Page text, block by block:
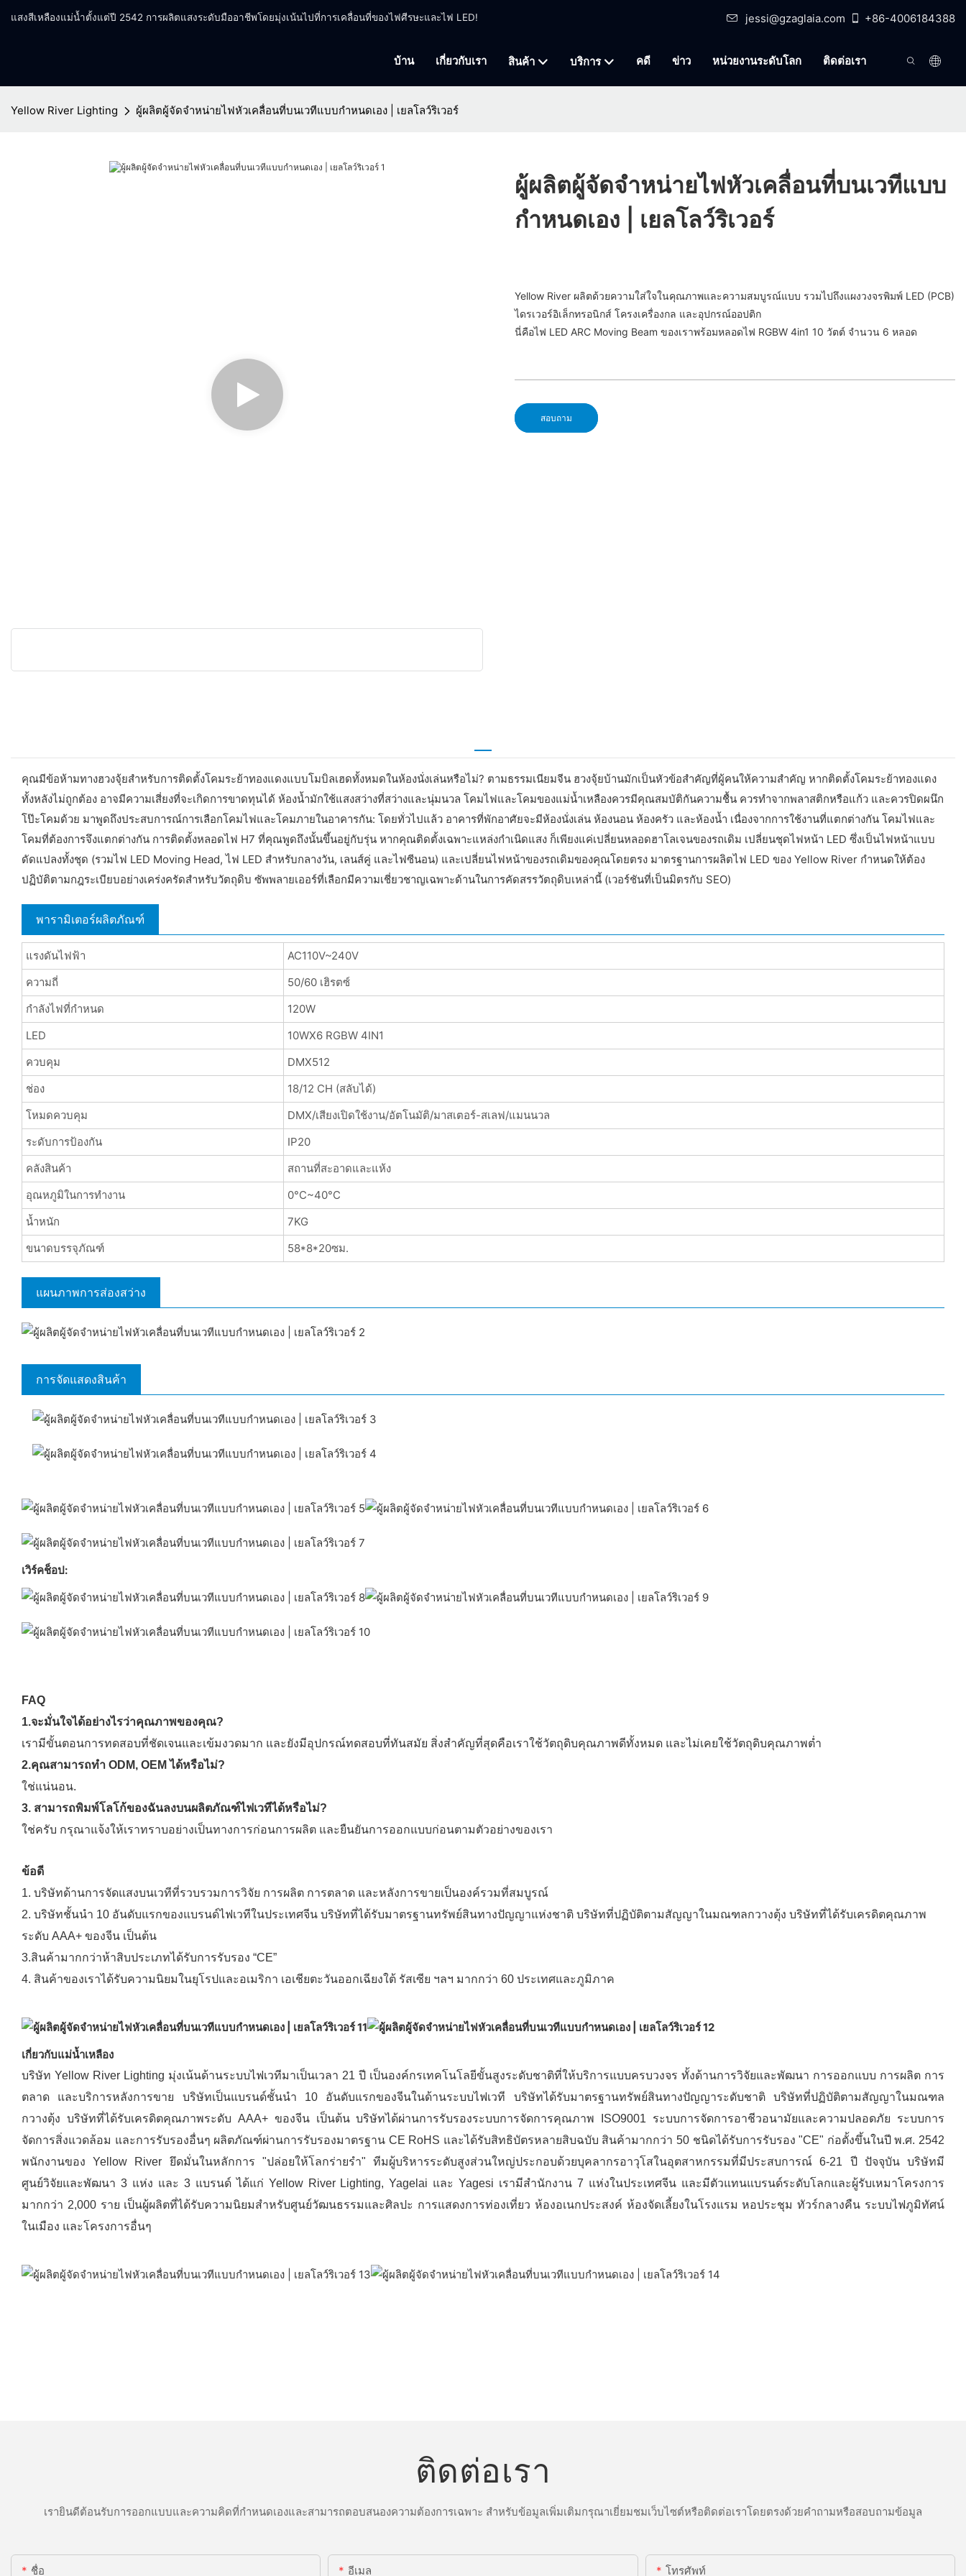
แสงสีเหลืองแม่น้ำตั้งแต่ปี 2542 การผลิตแสงระดับมืออาชีพโดยมุ่งเน้นไปที่การเคลื่อนที่ของไฟศีรษะและไฟ LED! jessi@gzaglaia.com +86-4006184388
บ้าน เกี่ยวกับเรา สินค้า บริการ คดี ข่าว หน่วยงานระดับโลก ติดต่อเรา
Yellow River Lighting ผู้ผลิตผู้จัดจำหน่ายไฟหัวเคลื่อนที่บนเวทีแบบกำหนดเอง | เยลโลว์ริเวอร์
ผู้ผลิตผู้จัดจำหน่ายไฟหัวเคลื่อนที่บนเวทีแบบ
กำหนดเอง | เยลโลว์ริเวอร์
Yellow River ผลิตด้วยความใส่ใจในคุณภาพและความสมบูรณ์แบบ รวมไปถึงแผงวงจรพิมพ์ LED (PCB)
ไดรเวอร์อิเล็กทรอนิกส์ โครงเครื่องกล และอุปกรณ์ออปติก
นี่คือไฟ LED ARC Moving Beam ของเราพร้อมหลอดไฟ RGBW 4in1 10 วัตต์ จำนวน 6 หลอด
สอบถาม
คุณมีข้อห้ามทางฮวงจุ้ยสำหรับการติดตั้งโคมระย้าทองแดงแบบโมบิลเฮดทั้งหมดในห้องนั่งเล่นหรือไม่? ตามธรรมเนียมจีน ฮวงจุ้ยบ้านมักเป็นหัวข้อสำคัญที่ผู้คนให้ความสำคัญ หากติดตั้งโคมระย้าทองแดง
ทั้งหลังไม่ถูกต้อง อาจมีความเสี่ยงที่จะเกิดการขาดทุนได้ ห้องน้ำมักใช้แสงสว่างที่สว่างและนุ่มนวล โคมไฟและโคมของแม่น้ำเหลืองควรมีคุณสมบัติกันความชื้น ควรทำจากพลาสติกหรือแก้ว และควรปิดผนึก
โป๊ะโคมด้วย มาพูดถึงประสบการณ์การเลือกโคมไฟและโคมภายในอาคารกัน: โดยทั่วไปแล้ว อาคารที่พักอาศัยจะมีห้องนั่งเล่น ห้องนอน ห้องครัว และห้องน้ำ เนื่องจากการใช้งานที่แตกต่างกัน โคมไฟและ
โคมที่ต้องการจึงแตกต่างกัน การติดตั้งหลอดไฟ H7 ที่คุณพูดถึงนั้นขึ้นอยู่กับรุ่น หากคุณติดตั้งเฉพาะแหล่งกำเนิดแสง ก็เพียงแค่เปลี่ยนหลอดฮาโลเจนของรถเดิม เปลี่ยนชุดไฟหน้า LED ซึ่งเป็นไฟหน้าแบบ
ดัดแปลงทั้งชุด (รวมไฟ LED Moving Head, ไฟ LED สำหรับกลางวัน, เลนส์คู่ และไฟซีนอน) และเปลี่ยนไฟหน้าของรถเดิมของคุณโดยตรง มาตรฐานการผลิตไฟ LED ของ Yellow River กำหนดให้ต้อง
ปฏิบัติตามกฎระเบียบอย่างเคร่งครัดสำหรับวัตถุดิบ ซัพพลายเออร์ที่เลือกมีความเชี่ยวชาญเฉพาะด้านในการคัดสรรวัตถุดิบเหล่านี้ (เวอร์ชันที่เป็นมิตรกับ SEO)
พารามิเตอร์ผลิตภัณฑ์
แรงดันไฟฟ้า
AC110V~240V
ความถี่
50/60 เฮิรตซ์
กำลังไฟที่กำหนด
120W
LED
10WX6 RGBW 4IN1
ควบคุม
DMX512
ช่อง
18/12 CH (สลับได้)
โหมดควบคุม
DMX/เสียงเปิดใช้งาน/อัตโนมัติ/มาสเตอร์-สเลฟ/แมนนวล
ระดับการป้องกัน
IP20
คลังสินค้า
สถานที่สะอาดและแห้ง
อุณหภูมิในการทำงาน
0°C~40°C
น้ำหนัก
7KG
ขนาดบรรจุภัณฑ์
58*8*20ซม.
แผนภาพการส่องสว่าง
การจัดแสดงสินค้า
เวิร์คช็อป:
FAQ
1.จะมั่นใจได้อย่างไรว่าคุณภาพของคุณ?
เรามีขั้นตอนการทดสอบที่ชัดเจนและเข้มงวดมาก และยังมีอุปกรณ์ทดสอบที่ทันสมัย ​​สิ่งสำคัญที่สุดคือเราใช้วัตถุดิบคุณภาพดีทั้งหมด และไม่เคยใช้วัตถุดิบคุณภาพต่ำ
2.คุณสามารถทำ ODM, OEM ได้หรือไม่?
ใช่แน่นอน.
3. สามารถพิมพ์โลโก้ของฉันลงบนผลิตภัณฑ์ไฟเวทีได้หรือไม่?
ใช่ครับ กรุณาแจ้งให้เราทราบอย่างเป็นทางการก่อนการผลิต และยืนยันการออกแบบก่อนตามตัวอย่างของเรา
ข้อดี
1. บริษัทด้านการจัดแสงบนเวทีที่รวบรวมการวิจัย การผลิต การตลาด และหลังการขายเป็นองค์รวมที่สมบูรณ์
2. บริษัทชั้นนำ 10 อันดับแรกของแบรนด์ไฟเวทีในประเทศจีน บริษัทที่ได้รับมาตรฐานทรัพย์สินทางปัญญาแห่งชาติ บริษัทที่ปฏิบัติตามสัญญาในมณฑลกวางตุ้ง บริษัทที่ได้รับเครดิตคุณภาพ
ระดับ AAA+ ของจีน เป็นต้น
3.สินค้ามากกว่าห้าสิบประเภทได้รับการรับรอง “CE”
4. สินค้าของเราได้รับความนิยมในยุโรปและอเมริกา เอเชียตะวันออกเฉียงใต้ รัสเซีย ฯลฯ มากกว่า 60 ประเทศและภูมิภาค
เกี่ยวกับแม่น้ำเหลือง
บริษัท Yellow River Lighting มุ่งเน้นด้านระบบไฟเวทีมาเป็นเวลา 21 ปี เป็นองค์กรเทคโนโลยีขั้นสูงระดับชาติที่ให้บริการแบบครบวงจร ทั้งด้านการวิจัยและพัฒนา การออกแบบ การผลิต การ
ตลาด และบริการหลังการขาย บริษัทเป็นแบรนด์ชั้นนำ 10 อันดับแรกของจีนในด้านระบบไฟเวที บริษัทได้รับมาตรฐานทรัพย์สินทางปัญญาระดับชาติ บริษัทที่ปฏิบัติตามสัญญาในมณฑล
กวางตุ้ง บริษัทที่ได้รับเครดิตคุณภาพระดับ AAA+ ของจีน เป็นต้น บริษัทได้ผ่านการรับรองระบบการจัดการคุณภาพ ISO9001 ระบบการจัดการอาชีวอนามัยและความปลอดภัย ระบบการ
จัดการสิ่งแวดล้อม และการรับรองอื่นๆ ผลิตภัณฑ์ผ่านการรับรองมาตรฐาน CE RoHS และได้รับสิทธิบัตรหลายสิบฉบับ สินค้ามากกว่า 50 ชนิดได้รับการรับรอง "CE" ก่อตั้งขึ้นในปี พ.ศ. 2542
พนักงานของ Yellow River ยึดมั่นในหลักการ "ปล่อยให้โลกร่ายรำ" ทีมผู้บริหารระดับสูงส่วนใหญ่ประกอบด้วยบุคลากรอาวุโสในอุตสาหกรรมที่มีประสบการณ์ 6-21 ปี ปัจจุบัน บริษัทมี
ศูนย์วิจัยและพัฒนา 3 แห่ง และ 3 แบรนด์ ได้แก่ Yellow River Lighting, Yagelai และ Yagesi เรามีสำนักงาน 7 แห่งในประเทศจีน และมีตัวแทนแบรนด์ระดับโลกและผู้รับเหมาโครงการ
มากกว่า 2,000 ราย เป็นผู้ผลิตที่ได้รับความนิยมสำหรับศูนย์วัฒนธรรมและศิลปะ การแสดงการท่องเที่ยว ห้องอเนกประสงค์ ห้องจัดเลี้ยงในโรงแรม หอประชุม ทัวร์กลางคืน ระบบไฟภูมิทัศน์
ในเมือง และโครงการอื่นๆ
ติดต่อเรา
เรายินดีต้อนรับการออกแบบและความคิดที่กำหนดเองและสามารถตอบสนองความต้องการเฉพาะ สำหรับข้อมูลเพิ่มเติมกรุณาเยี่ยมชมเว็บไซต์หรือติดต่อเราโดยตรงด้วยคำถามหรือสอบถามข้อมูล
ชื่อ อีเมล โทรศัพท์